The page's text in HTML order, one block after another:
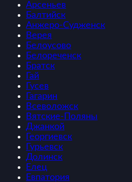
Арсеньев
Балтийск
Анжеро-Судженск
Верея
Белоусово
Белореченск
Братск
Гай
Гусев
Гагарин
Всеволожск
Вятские-Поляны
Джанкой
Георгиевск
Гурьевск
Долинск
Елец
Евпатория